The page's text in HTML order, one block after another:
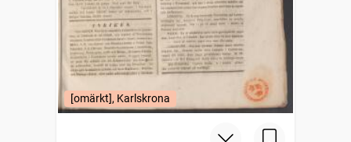
[omärkt], Karlskrona